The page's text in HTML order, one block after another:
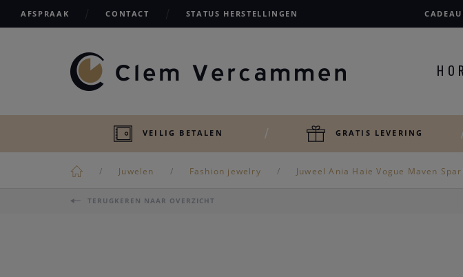
AFSPRAAK CONTACT STATUS HERSTELLINGEN
VEILIG BETALEN GRATIS LEVERING
Juwelen Fashion jewelry Juweel Ania Haie Vogue Maven
TERUGKEREN NAAR OVERZICHT